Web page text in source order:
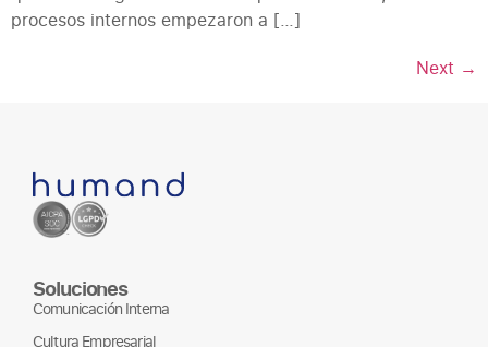
procesos internos empezaron a […]
Next →
Soluciones
Comunicación Interna
Cultura Empresarial